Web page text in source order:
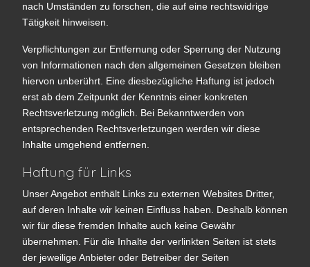
nach Umständen zu forschen, die auf eine rechtswidrige
Tätigkeit hinweisen.
Verpflichtungen zur Entfernung oder Sperrung der Nutzung
von Informationen nach den allgemeinen Gesetzen bleiben
hiervon unberührt. Eine diesbezügliche Haftung ist jedoch
erst ab dem Zeitpunkt der Kenntnis einer konkreten
Rechtsverletzung möglich. Bei Bekanntwerden von
entsprechenden Rechtsverletzungen werden wir diese
Inhalte umgehend entfernen.
Haftung für Links
Unser Angebot enthält Links zu externen Websites Dritter,
auf deren Inhalte wir keinen Einfluss haben. Deshalb können
wir für diese fremden Inhalte auch keine Gewähr
übernehmen. Für die Inhalte der verlinkten Seiten ist stets
der jeweilige Anbieter oder Betreiber der Seiten